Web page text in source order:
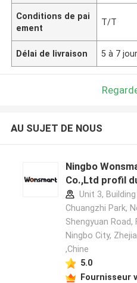
Conditions de pai
ement
T/T
Délai de livraison 5 à 7
AU SUJET DE NOUS
Ningbo
Co.,Ltd profil
Unit 3,
Chuangzhi Park,
Shengyuan Road,
Ningbo City,
,Chine
5.0
Fournisseur